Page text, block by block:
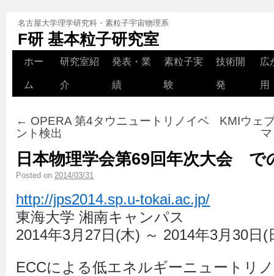
名古屋大学理学研究科・素粒子宇宙物理系
F研 基本粒子研究室
ホー
ム
研究室紹
介
発表・業
績
素粒子実
験
技術開
発
広
用
← OPERA 第4タウニュートリノイベ
ント検出
KMIウェ
日本物理学会第69回年次大会 で
Posted on 2014/03/31
http://jps2014.sp.u-tokai.ac.jp/
東海大学 湘南キャンパス
2014年3月27日(木) ～ 2014年3月30日(
ECCによる低エネルギーニュートリ